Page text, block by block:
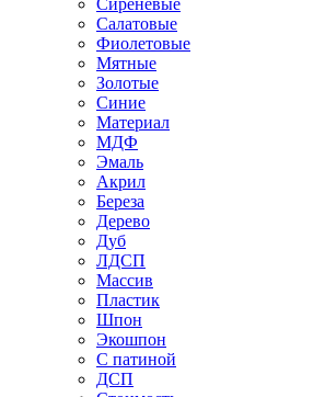
Сиреневые
Салатовые
Фиолетовые
Мятные
Золотые
Синие
Материал
МДФ
Эмаль
Акрил
Береза
Дерево
Дуб
ЛДСП
Массив
Пластик
Шпон
Экошпон
С патиной
ДСП